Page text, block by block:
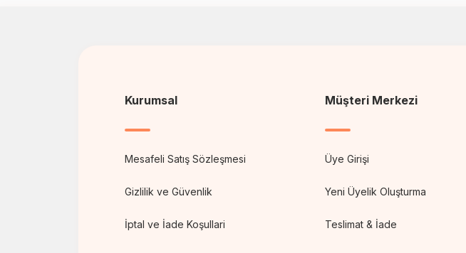
Kurumsal
Mesafeli Satış Sözleşmesi
Gizlilik ve Güvenlik
İptal ve İade Koşullari
Müşteri Merkezi
Üye Girişi
Yeni Üyelik Oluşturma
Teslimat & İade